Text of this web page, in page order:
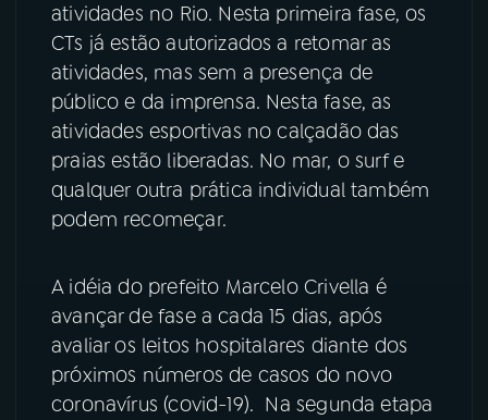
08 FESTIVAL DE MÚSICA
ACOMPANHE A RÁDIO NACIONAL
YouTube Facebook
Instagram
atividades no Rio. Nesta primeira fase, os
CTs já estão autorizados a retomar as
atividades, mas sem a presença de
público e da imprensa. Nesta fase, as
atividades esportivas no calçadão das
praias estão liberadas. No mar, o surf e
qualquer outra prática individual também
podem recomeçar.
A idéia do prefeito Marcelo Crivella é
avançar de fase a cada 15 dias, após
avaliar os leitos hospitalares diante dos
próximos números de casos do novo
coronavírus (covid-19). Na segunda etapa